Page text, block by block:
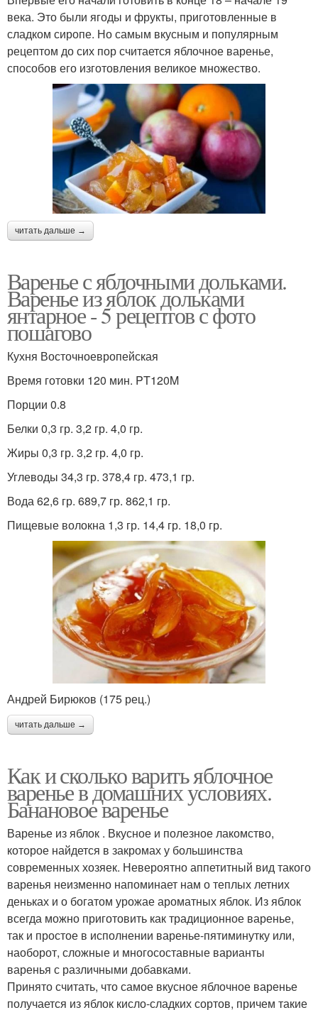
века. Это были ягоды и фрукты, приготовленные в
сладком сиропе. Но самым вкусным и популярным
рецептом до сих пор считается яблочное варенье,
способов его изготовления великое множество.
читать дальше →
Варенье с яблочными дольками.
Варенье из яблок дольками
янтарное - 5 рецептов с фото
пошагово
Кухня Восточноевропейская
Время готовки 120 мин. PT120M
Порции 0.8
Белки 0,3 гр. 3,2 гр. 4,0 гр.
Жиры 0,3 гр. 3,2 гр. 4,0 гр.
Углеводы 34,3 гр. 378,4 гр. 473,1 гр.
Вода 62,6 гр. 689,7 гр. 862,1 гр.
Пищевые волокна 1,3 гр. 14,4 гр. 18,0 гр.
Андрей Бирюков (175 рец.)
читать дальше →
Как и сколько варить яблочное
варенье в домашних условиях.
Банановое варенье
Варенье из яблок . Вкусное и полезное лакомство,
которое найдется в закромах у большинства
современных хозяек. Невероятно аппетитный вид такого
варенья неизменно напоминает нам о теплых летних
деньках и о богатом урожае ароматных яблок. Из яблок
всегда можно приготовить как традиционное варенье,
так и простое в исполнении варенье-пятиминутку или,
наоборот, сложные и многосоставные варианты
варенья с различными добавками.
Принято считать, что самое вкусное яблочное варенье
получается из яблок кисло-сладких сортов, причем такие